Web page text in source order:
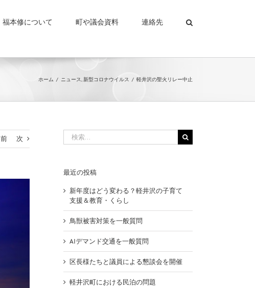
福本修について 町や議会資料 連絡先
ホーム ニュース 新型コロナウイルス 軽井沢の聖火リレー中止
前 次
索
最近の投稿
新年度はどう変わる？軽井沢の子育て
支援＆教育・くらし
鳥獣被害対策を一般質問
AIデマンド交通を一般質問
区長様たちと議員による懇談会を開催
軽井沢町における民泊の問題